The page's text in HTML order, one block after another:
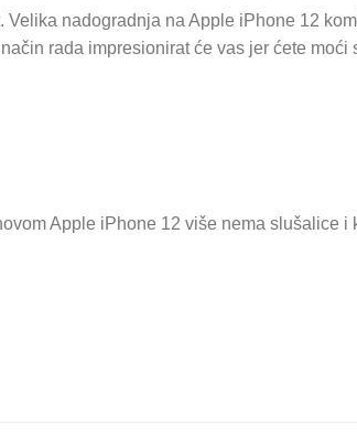
nadogradnja na Apple iPhone 12
rada impresionirat će vas jer ćete moći
Apple iPhone 12 više nema slušalice i